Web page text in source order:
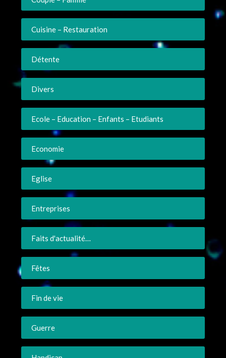
Cuisine – Restauration
Détente
Divers
Ecole – Education – Enfants – Etudiants
Economie
Eglise
Entreprises
Faits d'actualité…
Fêtes
Fin de vie
Guerre